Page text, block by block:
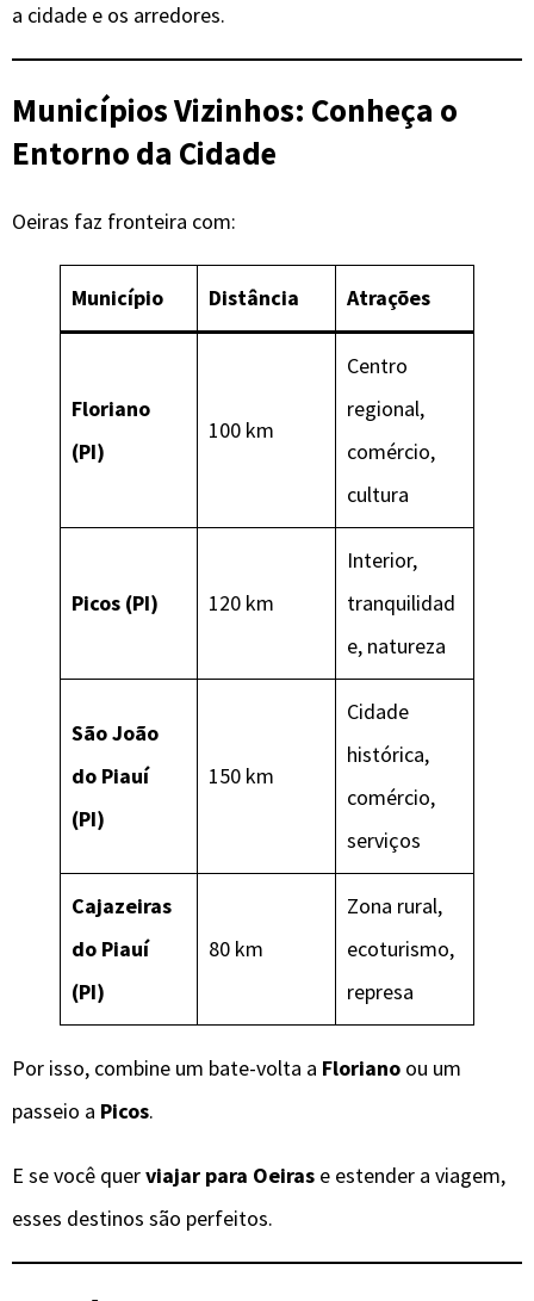
a cidade e os arredores.
Municípios Vizinhos: Conheça o
Entorno da Cidade
Oeiras faz fronteira com:
Município Distância Atrações
Floriano
(PI)
100 km
Centro
regional,
comércio,
cultura
Picos (PI) 120 km
Interior,
tranquilidad
e, natureza
São João
do Piauí
(PI)
150 km
Cidade
histórica,
comércio,
serviços
Cajazeiras
do Piauí
(PI)
80 km
Zona rural,
ecoturismo,
represa
Por isso, combine um bate-volta a Floriano ou um
passeio a Picos.
E se você querviajar para Oeiras e estender a viagem,
esses destinos são perfeitos.